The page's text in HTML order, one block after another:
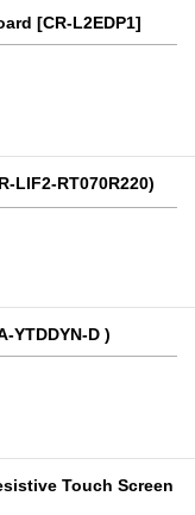
[CR-L2EDP1]
LIF2-RT070R220)
YTDDYN-D )
Touch Screen